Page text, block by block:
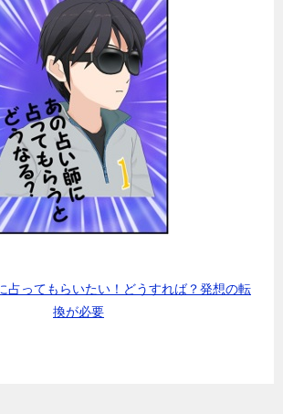
占ってもらいたい！どうすれば？発想の転
換が必要